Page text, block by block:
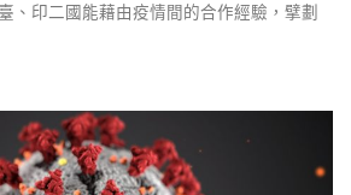
、印二國能藉由疫情間的合作經驗，擘劃